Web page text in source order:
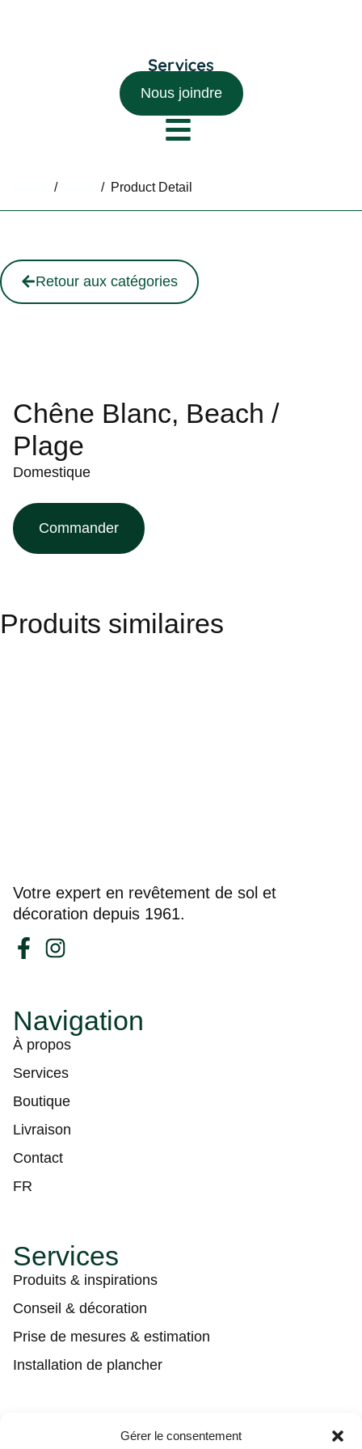
Gérer le consentement
Nous joindre
/ / Product Detail
Retour aux catégories
Chêne Blanc, Beach /
Plage
Domestique
Commander
Produits similaires
Votre expert en revêtement de sol et
décoration depuis 1961.
Navigation
À propos
Services
Boutique
Livraison
Contact
FR
Services
Produits & inspirations
Conseil & décoration
Prise de mesures & estimation
Installation de plancher